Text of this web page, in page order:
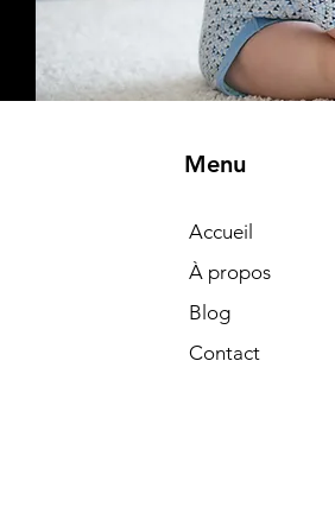
Menu
Accueil
À propos
Blog
Contact